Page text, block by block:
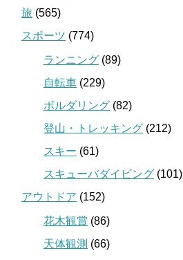
旅 (565)
スポーツ (774)
ランニング (89)
自転車 (229)
ボルダリング (82)
登山・トレッキング (212)
スキー (61)
スキューバダイビング (101)
アウトドア (152)
花木観賞 (86)
天体観測 (66)